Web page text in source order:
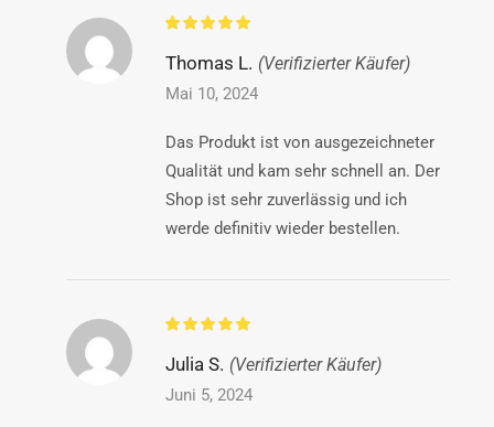
Thomas L. (Verifizierter Käufer)
Mai 10, 2024
Das Produkt ist von ausgezeichneter
Qualität und kam sehr schnell an. Der
Shop ist sehr zuverlässig und ich
werde definitiv wieder bestellen.
Julia S. (Verifizierter Käufer)
Juni 5, 2024